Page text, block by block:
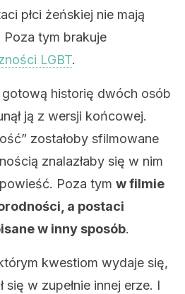
płci żeńskiej nie mają
tym brakuje
LGBT.
gotową historię dwóch osób
ją z wersji końcowej.
zostałoby sfilmowane
znalazłaby się w nim
Poza tym w filmie
a postaci
w inny sposób.
kwestiom wydaje się,
się w zupełnie innej erze. I